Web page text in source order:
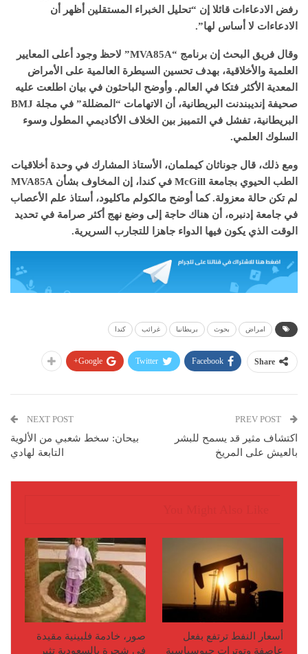
رفض الادعاءات قائلا إن “تحليل الخبراء المستقلين أظهر أن
الادعاءات لا أساس لها”.
وقال فريق البحث إن برنامج “MVA85A” لاحظ وجود أعلى المعايير
العلمية والأخلاقية، بهدف تحسين السيطرة العالمية على الأمراض
المعدية الأكثر فتكا في العالم. وأوضح الباحثون في بيان اطلعت عليه
صحيفة إنديبندنت البريطانية، أن الاتهامات “المضللة” في مجلة BMJ
البريطانية، تفشل في التمييز بين الخلاف الأكاديمي المطول وسوء
السلوك العلمي.
ومع ذلك، قال جوناثان كيملمان، الأستاذ المشارك في وحدة أخلاقيات
الطب الحيوي بجامعة McGill في كندا، إن المخاوف بشأن MVA85A
لم تكن حالة معزولة. كما أوضح مالكولم ماكليود، أستاذ علم الأعصاب
في جامعة إدنبره، أن هناك حاجة إلى وضع نهج أكثر صرامة في تحديد
الوقت الذي يكون فيها الدواء جاهزا للتجارب السريرية.
امراض بحوث بريطانيا غرائب كندا
Share
Facebook
Twitter
Google+
اكتشاف مثير قد يسمح للبشر
بالعيش على المريخ
NEXT POST
بيحان: سخط شعبي من الألوية
التابعة لهادي
أسعار النفط ترتفع بفعل
عاصفة وتوترات جيوسياسية
صور، خادمة فلبينية مقيدة
في شجرة بالسعودية تثير